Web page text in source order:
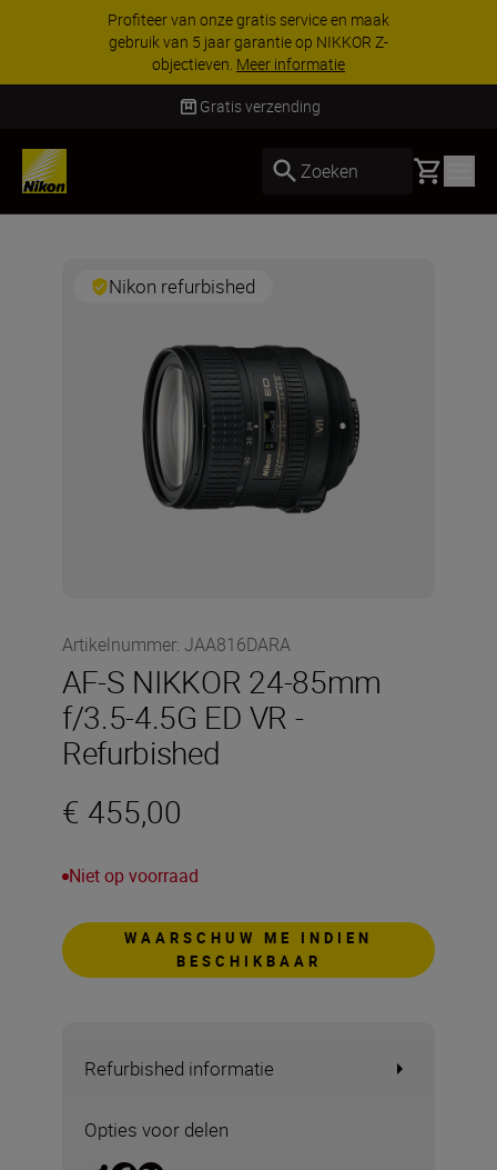
Profiteer van onze gratis service en maak
gebruik van 5 jaar garantie op NIKKOR Z-
objectieven. Meer informatie
Gratis verzending
Zoeken Basket
Nikon refurbished
Artikelnummer: JAA816DARA
AF-S NIKKOR 24-85mm
f/3.5-4.5G ED VR -
Refurbished
€ 455,00
Niet op voorraad
WAARSCHUW ME INDIEN
BESCHIKBAAR
Refurbished informatie
Opties voor delen